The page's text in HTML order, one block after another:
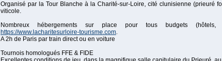
Organisé par la Tour Blanche à la Charité-sur-Loire, cité clunisienne (prieuré
viticole.
Nombreux hébergements sur place pour tous budgets
https://www.lacharitesurloire-tourisme.com.
A 2h de Paris par train direct ou en voiture
Tournois homologués FFE & FIDE